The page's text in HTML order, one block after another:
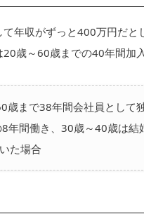
年収がずっと400万円だと
歳～60歳までの40年間加
歳まで38年間会社員として
年間働き、30歳～40歳は
た場合